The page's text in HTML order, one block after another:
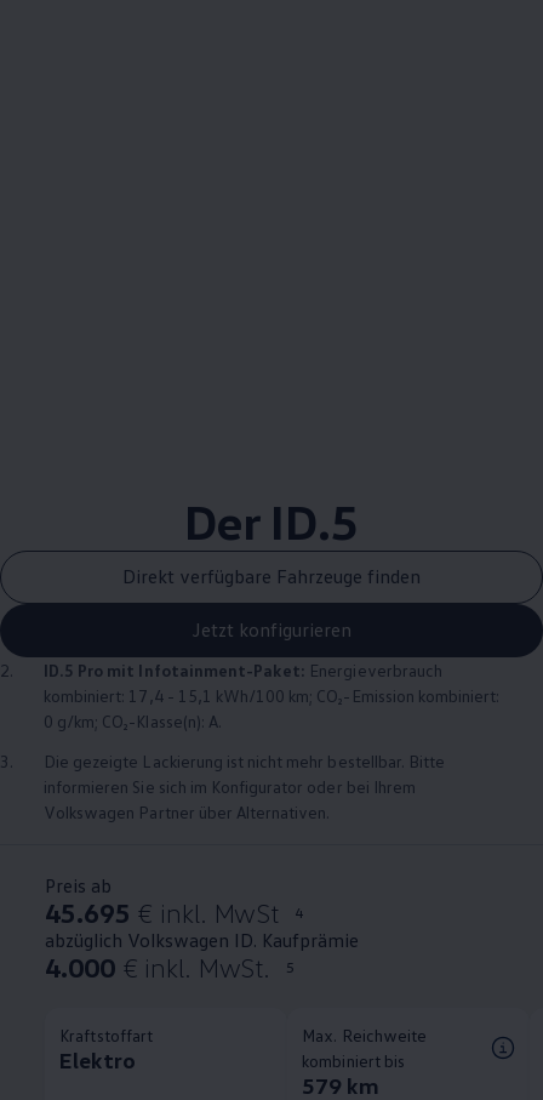
Der ID.5
Direkt verfügbare Fahrzeuge finden
Jetzt konfigurieren
2. ID.5 Pro mit Infotainment-Paket: Energieverbrauch
kombiniert: 17,4 - 15,1 kWh/100 km; CO₂-Emission kombiniert:
0 g/km; CO₂-Klasse(n): A.
3.
Die gezeigte Lackierung ist nicht mehr bestellbar. Bitte
informieren Sie sich im Konfigurator oder bei Ihrem
Volkswagen Partner über Alternativen.
Preis ab
45.695 € inkl. MwSt 4
abzüglich Volkswagen ID. Kaufprämie
4.000 € inkl. MwSt. 5
Kraftstoffart
Elektro
Max. Reichweite
kombiniert bis
579 km